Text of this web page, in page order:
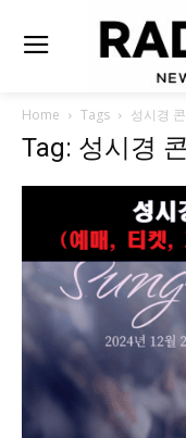
Home Tags 성시경
Tag: 성시경